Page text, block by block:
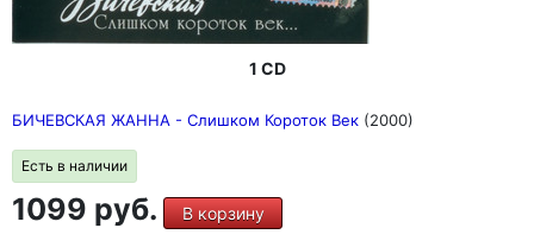
1 CD
БИЧЕВСКАЯ ЖАННА - Слишком Короток Век (2000)
Есть в наличии
1099 руб. В корзину